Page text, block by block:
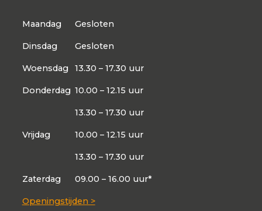
Maandag Gesloten
Dinsdag Gesloten
Woensdag 13.30 – 17.30 uur
Donderdag 10.00 – 12.15 uur
13.30 – 17.30 uur
Vrijdag 10.00 – 12.15 uur
13.30 – 17.30 uur
Zaterdag 09.00 – 16.00 uur*
Openingstijden >